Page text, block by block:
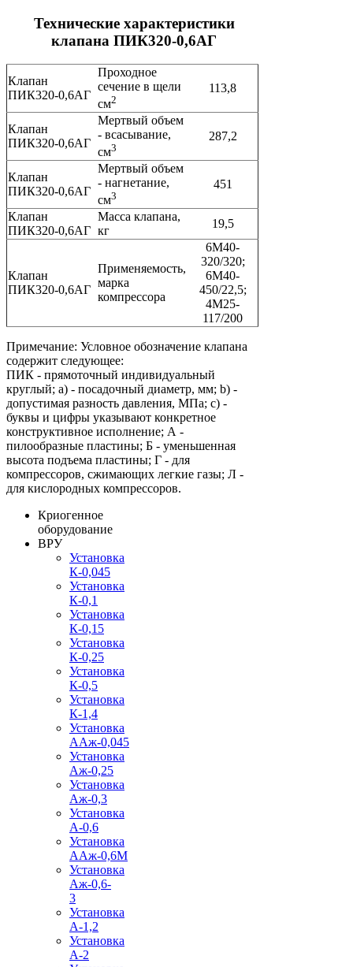
Технические характеристики
клапана ПИК320-0,6АГ
Клапан
ПИК320-0,6АГ
Проходное
сечение в щели
см2
113,8
Клапан
ПИК320-0,6АГ
Мертвый объем
- всасывание,
см3
287,2
Клапан
ПИК320-0,6АГ
Мертвый объем
- нагнетание,
см3
451
Клапан
ПИК320-0,6АГ
Масса клапана,
кг
19,5
Клапан
ПИК320-0,6АГ
Применяемость,
марка
компрессора
6М40-
320/320;
6М40-
450/22,5;
4М25-
117/200
Примечание: Условное обозначение клапана
содержит следующее:
ПИК - прямоточный индивидуальный
круглый; a) - посадочный диаметр, мм; b) -
допустимая разность давления, МПа; c) -
буквы и цифры указывают конкретное
конструктивное исполнение; А -
пилообразные пластины; Б - уменьшенная
высота подъема пластины; Г - для
компрессоров, сжимающих легкие газы; Л -
для кислородных компрессоров.
Криогенное
оборудование
ВРУ
Установка
К-0,045
Установка
К-0,1
Установка
К-0,15
Установка
К-0,25
Установка
К-0,5
Установка
К-1,4
Установка
ААж-0,045
Установка
Аж-0,25
Установка
Аж-0,3
Установка
А-0,6
Установка
ААж-0,6М
Установка
Аж-0,6-
3
Установка
А-1,2
Установка
А-2